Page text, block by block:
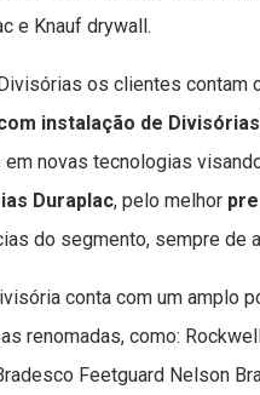
e Knauf drywall.
os clientes contam
instalação de
em novas tecnologias
Duraplac, pelo melhor
do segmento, sempre de
conta com um amplo
renomadas, como:
Feetguard Nelson